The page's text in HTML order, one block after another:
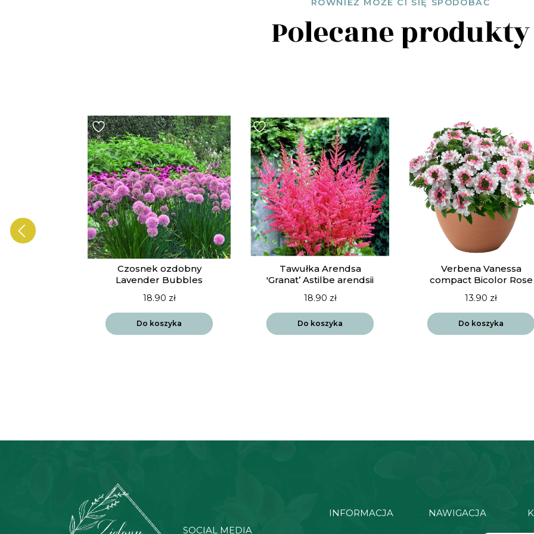
RÓWNIEŻ MOŻE CI SIĘ SPODOBAĆ
Polecane produkty
Czosnek ozdobny
Lavender Bubbles
18.90 zł
Do koszyka
Tawułka Arendsa
'Granat’ Astilbe arendsii
18.90 zł
Do koszyka
Verbena Vanessa
compact Bicolor Rose
13.90 zł
Do koszyka
SOCIAL MEDIA
INFORMACJA NAWIGACJA